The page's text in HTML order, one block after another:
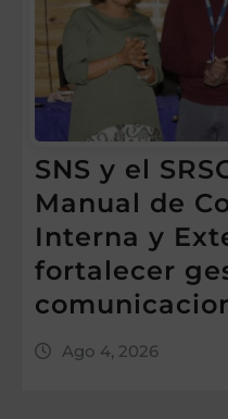
SNS y el
Manual de
Interna y
fortalecer
Ago 4, 2026